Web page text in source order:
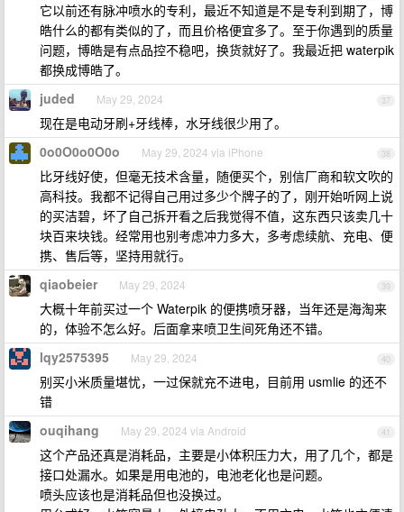
它以前还有脉冲喷水的专利，最近不知道是不是专利到期了，博
皓什么的都有类似的了，而且价格便宜多了。至于你遇到的质量
问题，博皓是有点品控不稳吧，换货就好了。我最近把 waterpik
都换成博皓了。
37
juded May 29, 2024
现在是电动牙刷+牙线棒，水牙线很少用了。
38
0o0O0o0O0o May 29, 2024 via iPhone
比牙线好使，但毫无技术含量，随便买个，别信厂商和软文吹的
高科技。我都不记得自己用过多少个牌子的了，刚开始听网上说
的买洁碧，坏了自己拆开看之后我觉得不值，这东西只该卖几十
块百来块钱。经常用也别考虑冲力多大，多考虑续航、充电、便
携、售后等，坚持用就行。
39
qiaobeier May 29, 2024
大概十年前买过一个 Waterpik 的便携喷牙器，当年还是海淘来
的，体验不怎么好。后面拿来喷卫生间死角还不错。
40
lqy2575395 May 29, 2024
别买小米质量堪忧，一过保就充不进电，目前用 usmlie 的还不
错
41
ouqihang May 29, 2024 via Android
这个产品还真是消耗品，主要是小体积压力大，用了几个，都是
接口处漏水。如果是用电池的，电池老化也是问题。
喷头应该也是消耗品但也没换过。